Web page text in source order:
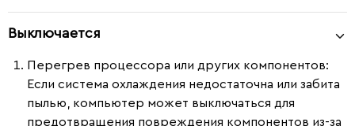
Выключается
Перегрев процессора или других компонентов:
Если система охлаждения недостаточна или забита
пылью, компьютер может выключаться для
предотвращения повреждения компонентов из-за